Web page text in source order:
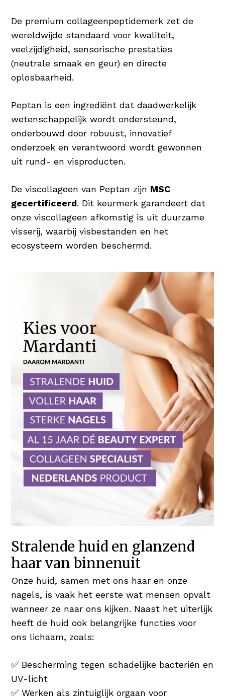
De premium collageenpeptidemerk zet de
wereldwijde standaard voor kwaliteit,
veelzijdigheid, sensorische prestaties
(neutrale smaak en geur) en directe
oplosbaarheid.
Peptan is een ingrediënt dat daadwerkelijk
wetenschappelijk wordt ondersteund,
onderbouwd door robuust, innovatief
onderzoek en verantwoord wordt gewonnen
uit rund- en visproducten.
De viscollageen van Peptan zijn MSC
gecertificeerd. Dit keurmerk garandeert dat
onze viscollageen afkomstig is uit duurzame
visserij, waarbij visbestanden en het
ecosysteem worden beschermd.
Stralende huid en glanzend
haar van binnenuit
Onze huid, samen met ons haar en onze
nagels, is vaak het eerste wat mensen opvalt
wanneer ze naar ons kijken. Naast het uiterlijk
heeft de huid ook belangrijke functies voor
ons lichaam, zoals:
✅ Bescherming tegen schadelijke bacteriën en
UV-licht
✅ Werken als zintuiglijk orgaan voor